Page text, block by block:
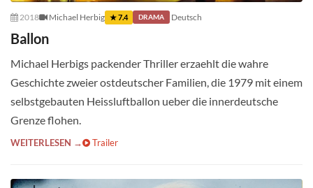
2018 Michael Herbig ★ 7.4 DRAMA Deutsch
Ballon
Michael Herbigs packender Thriller erzaehlt die wahre
Geschichte zweier ostdeutscher Familien, die 1979 mit einem
selbstgebauten Heissluftballon ueber die innerdeutsche
Grenze flohen.
WEITERLESEN → Trailer